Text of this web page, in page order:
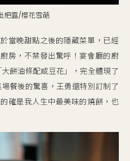
杷露/櫻花雪葩
當晚甜點之後的隱藏菜單，已經
房，不禁發出驚呼！宴會廳的廚
餅油條配咸豆花」，完全體現了
餐後的驚喜，王勇還特別訂制了
確是我人生中最美味的燒餅，也